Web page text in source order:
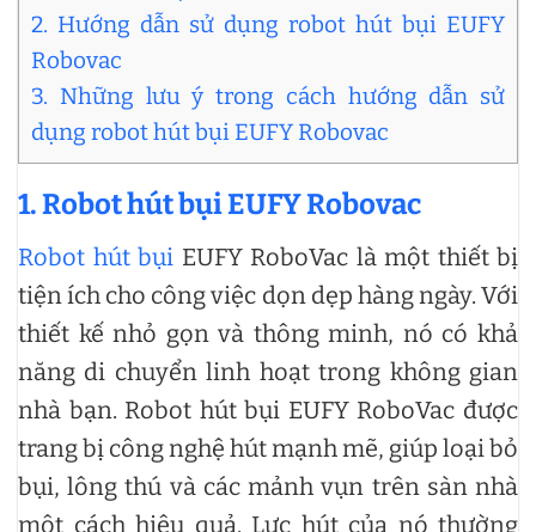
2. Hướng dẫn sử dụng robot hút bụi EUFY
Robovac
3. Những lưu ý trong cách hướng dẫn sử
dụng robot hút bụi EUFY Robovac
1. Robot hút bụi EUFY Robovac
Robot hút bụi EUFY RoboVac là một thiết bị
tiện ích cho công việc dọn dẹp hàng ngày. Với
thiết kế nhỏ gọn và thông minh, nó có khả
năng di chuyển linh hoạt trong không gian
nhà bạn. Robot hút bụi EUFY RoboVac được
trang bị công nghệ hút mạnh mẽ, giúp loại bỏ
bụi, lông thú và các mảnh vụn trên sàn nhà
một cách hiệu quả. Lực hút của nó thường